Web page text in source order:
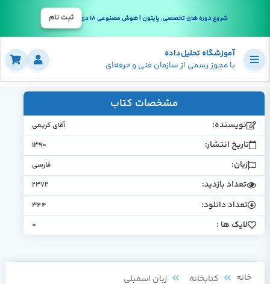
شروع دوره های تخصصی, پایتون | هوش مصنوعی 18 دی ثبت نام
آموزشگاه تحلیل‌داده
با مجوز رسمی از سازمان فنی و حرفه‌ای
مشخصات کتاب
نویسنده: آقای کریمی
تاریخ انتشار: 1390
زبان: فارسی
تعداد بازدید: 2372
تعداد دانلود: 344
لایک ها : 0
خانه کتابخانه
زبان اسمبلی